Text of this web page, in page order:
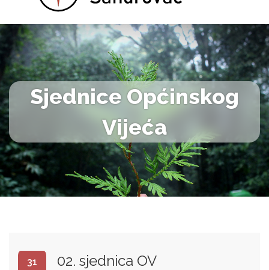
Sjednice Općinskog
Vijeća
31 02. sjednica OV